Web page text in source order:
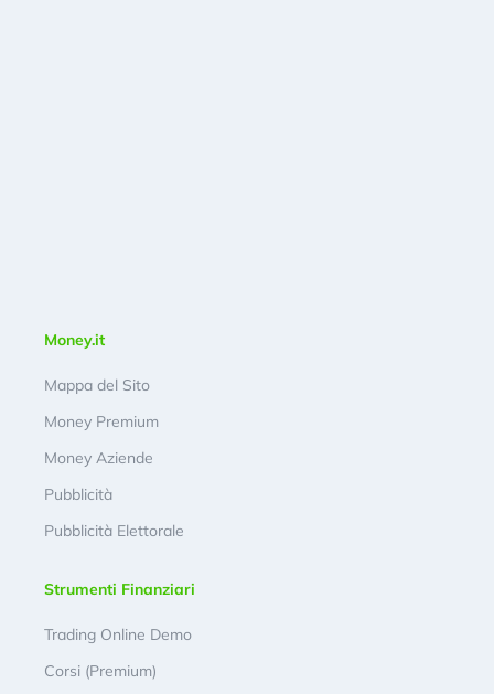
Money.it
Mappa del Sito
Money Premium
Money Aziende
Pubblicità
Pubblicità Elettorale
Strumenti Finanziari
Trading Online Demo
Corsi (Premium)